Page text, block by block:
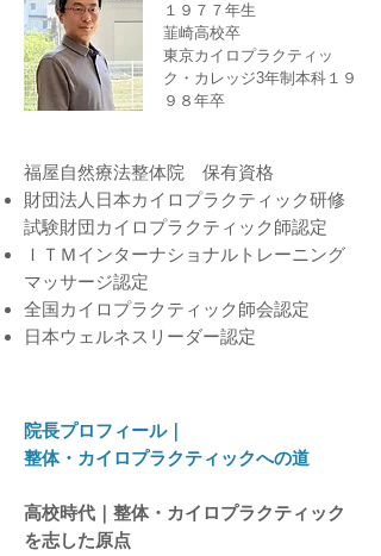
１９７７年生
韮崎高校卒
東京カイロプラクティッ
ク・カレッジ3年制本科１９
９８年卒
福屋自然療法整体院 保有資格
財団法人日本カイロプラクティック研修
試験財団カイロプラクティック師認定
ＩＴＭインターナショナルトレーニング
マッサージ認定
全国カイロプラクティック師会認定
日本ウェルネスリーダー認定
院長プロフィール｜
整体・カイロプラクティックへの道
高校時代｜整体・カイロプラクティック
を志した原点